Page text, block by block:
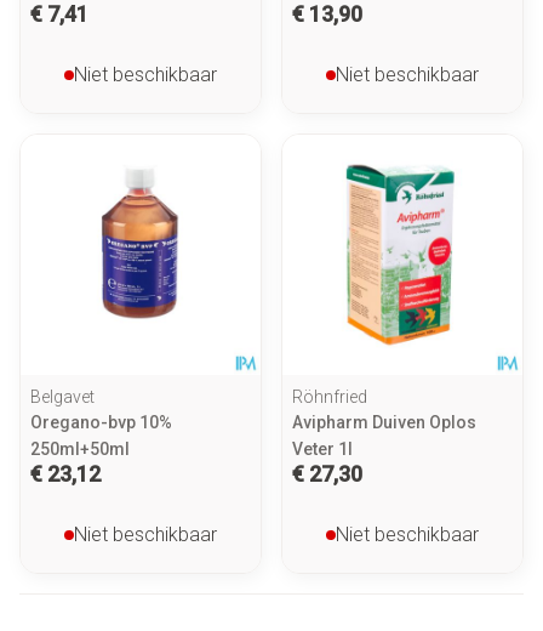
€ 7,41
Niet beschikbaar
€ 13,90
Niet beschikbaar
Belgavet
Oregano-bvp 10%
250ml+50ml
€ 23,12
Niet beschikbaar
Röhnfried
Avipharm Duiven Oplos
Veter 1l
€ 27,30
Niet beschikbaar